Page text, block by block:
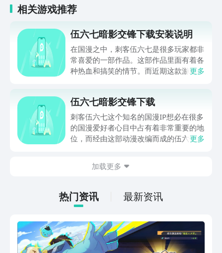
相关游戏推荐
伍六七暗影交锋下载安装说明
在国漫之中，刺客伍六七是很多玩家都非
常喜爱的一部作品。这部作品里面有着各
种热血和搞笑的情节。而近期这款游戏则
说明。这款作品很多玩家都希望能早点玩
到，所以才会询问下载地址。
更多
伍六七暗影交锋下载
刺客伍六七这个知名的国漫IP想必在很多
的国漫爱好者心目中占有着非常重要的地
位，而经由这部动漫改编而成的伍六七暗
新方式，以及这款游戏目前的口碑风评，
的这篇文章一定要来看一看哦。
更多
加载更多
热门资讯 最新资讯